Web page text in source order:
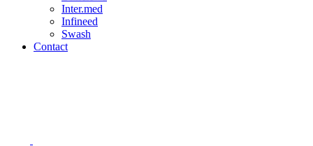
Inter.med
Infineed
Swash
Contact